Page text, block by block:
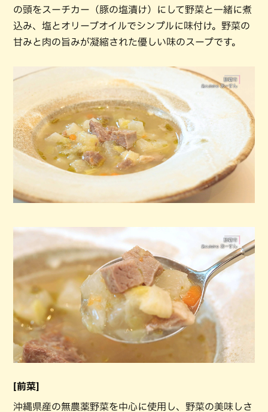
の頭をスーチカー（豚の塩漬け）にして野菜と一緒に煮
込み、塩とオリーブオイルでシンプルに味付け。野菜の
甘みと肉の旨みが凝縮された優しい味のスープです。
[前菜]
沖縄県産の無農薬野菜を中心に使用し、野菜の美味しさ